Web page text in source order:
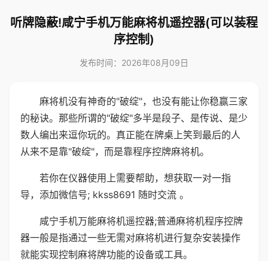
听牌隐蔽!咸宁手机万能麻将机遥控器(可以装程
序控制)
发布时间：2026年08月09日
麻将机没有神奇的"破绽"，也没有能让你稳赢三家
的秘诀。那些所谓的"破绽"多半是段子、是传说、是少
数人编出来逗你玩的。真正能在牌桌上笑到最后的人
从来不是靠"破绽"，而是靠程序控牌麻将机。
若你在仪器使用上需要帮助，想获取一对一指
导，添加微信号; kkss8691 随时交流 。
咸宁手机万能麻将机遥控器;普通麻将机程序控牌
器一般是指通过一些无需对麻将机进行复杂安装操作
就能实现控制麻将牌功能的设备或工具。